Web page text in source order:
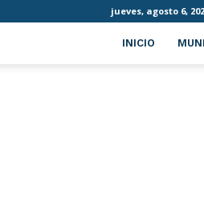
jueves, agosto 6,
INICIO